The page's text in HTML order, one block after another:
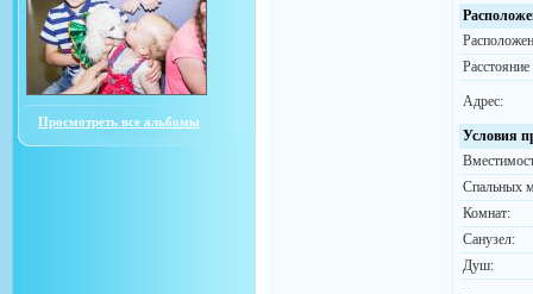
Просмотреть все альбомы
Адрес:
Условия
Спальных
Комнат:
Санузел:
Душ: